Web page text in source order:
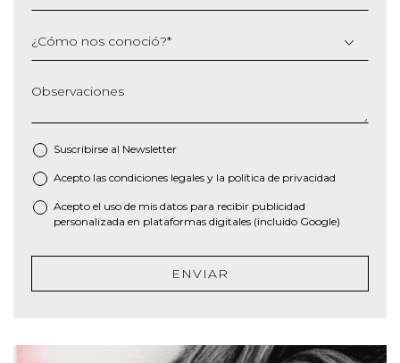
¿Cómo nos conoció?*
Observaciones
Suscribirse al Newsletter
* Acepto las condiciones legales y la política de privacidad
Acepto el uso de mis datos para recibir publicidad
personalizada en plataformas digitales (incluido Google)
ENVIAR